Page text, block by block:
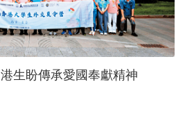
參觀雲南陸軍講武堂 港生盼傳承愛國奉獻精神